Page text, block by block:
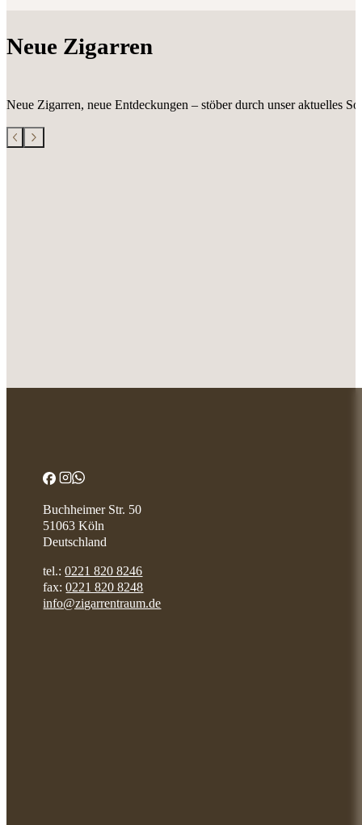
Neue Zigarren
Neue Zigarren, neue Entdeckungen – stöber durch unser aktuelles
Buchheimer Str. 50
51063 Köln
Deutschland
tel.:0221 820 8246
fax:0221 820 8248
info@zigarrentraum.de